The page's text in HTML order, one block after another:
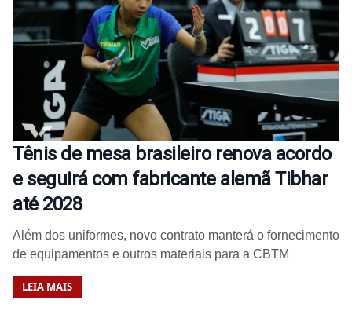
Tênis de mesa brasileiro renova acordo
e seguirá com fabricante alemã Tibhar
até 2028
Além dos uniformes, novo contrato manterá o fornecimento
de equipamentos e outros materiais para a CBTM
LEIA MAIS